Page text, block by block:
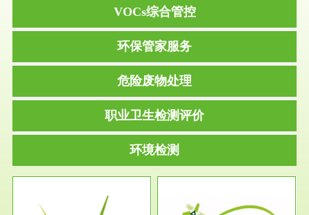
VOCs综合管控
环保管家服务
危险废物处理
职业卫生检测评价
环境检测